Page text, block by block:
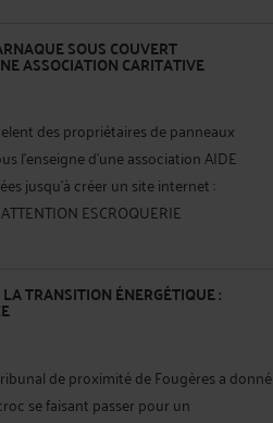
SOUS COUVERT
ASSOCIATION CARITATIVE
des propriétaires de panneaux
l'enseigne d'une association AIDE
jusqu'à créer un site internet :
ESCROQUERIE
TRANSITION ÉNERGÉTIQUE :
de proximité de Fougères a donné
se faisant passer pour un